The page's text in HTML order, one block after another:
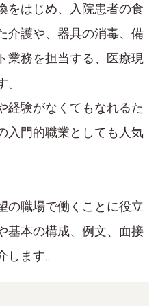
をはじめ、入院患者の食
介護や、器具の消毒、備
業務を担当する、医療現
経験がなくてもなれるた
入門的職業としても人気
の職場で働くことに役立
基本の構成、例文、面接
します。